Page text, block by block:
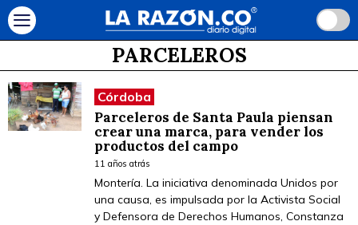
PARCELEROS
Córdoba
Parceleros de Santa Paula piensan
crear una marca, para vender los
productos del campo
11 años atrás
Montería. La iniciativa denominada Unidos por
una causa, es impulsada por la Activista Social
y Defensora de Derechos Humanos, Constanza